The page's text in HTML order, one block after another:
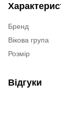
Бренд
Вікова група
Розмір
Відгуки